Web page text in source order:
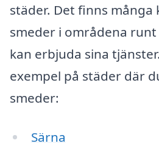
städer. Det finns många
smeder i områdena
kan erbjuda sina
exempel på städer där
smeder:
Särna